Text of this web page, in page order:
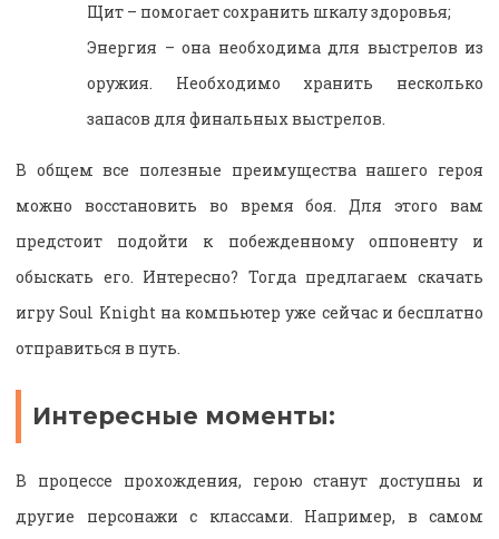
Щит – помогает сохранить шкалу здоровья;
Энергия – она необходима для выстрелов из
оружия. Необходимо хранить несколько
запасов для финальных выстрелов.
В общем все полезные преимущества нашего героя
можно восстановить во время боя. Для этого вам
предстоит подойти к побежденному оппоненту и
обыскать его. Интересно? Тогда предлагаем скачать
игру Soul Knight на компьютер уже сейчас и бесплатно
отправиться в путь.
Интересные моменты:
В процессе прохождения, герою станут доступны и
другие персонажи с классами. Например, в самом